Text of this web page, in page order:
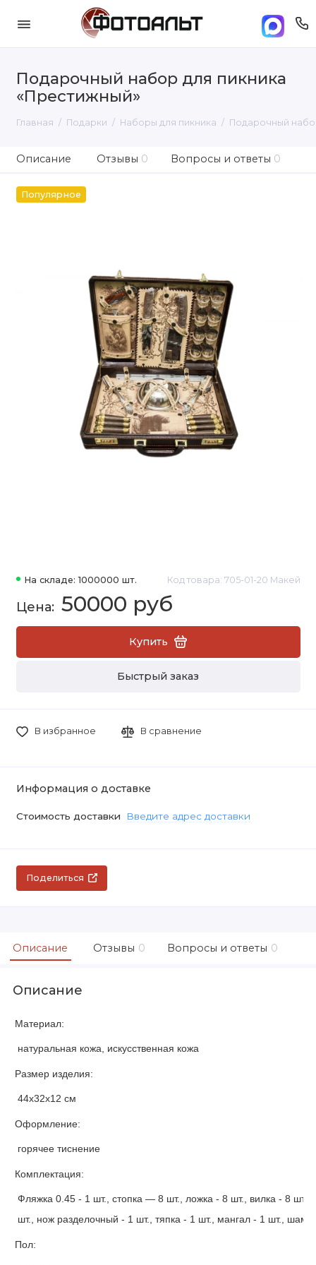
Подарочный набор для пикника
«Престижный»
Главная Подарки Наборы для пикника Подарочный
Описание Отзывы 0 Вопросы и ответы 0
Популярное
На складе: 1000000 шт. Код товара: 705-01-20 Макей
50000 руб
Купить
Быстрый заказ
В избранное В сравнение
Информация о доставке
Стоимость доставки Введите адрес доставки
Поделиться
Описание Отзывы 0 Вопросы и ответы 0
Описание
Материал:
натуральная кожа, искусственная кожа
Размер изделия:
44х32х12 см
Оформление:
горячее тиснение
Комплектация:
Фляжка 0.45 - 1 шт., стопка — 8 шт., ложка - 8 шт., вилка - 8 шт.,
шт., нож разделочный - 1 шт., тяпка - 1 шт., мангал - 1 шт.,
Пол: